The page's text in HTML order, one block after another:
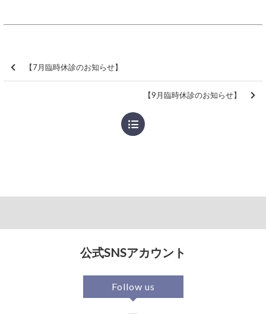
【7月臨時休診のお知らせ】
【9月臨時休診のお知らせ】
公式SNSアカウント
Follow us